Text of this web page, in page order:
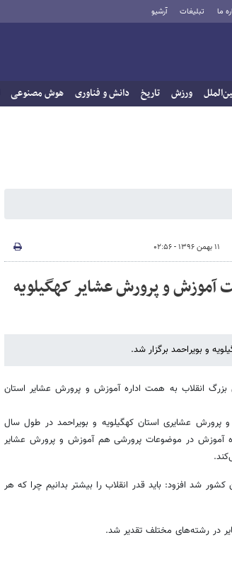
ما تبلیغات آرشیو
ورزش تاریخ دانش و فناوری هوش مصنوعی
۱۱ بهمن ۱۳۹۶ - ۰۲:۵۶
آموزش و پرورش عشایر کهگیلویه
و بویراحمد برگزار شد.
بزرگ انقلاب به همت اداره آموزش و پرورش عشایر استان
پرورش عشایری استان کهگیلویه و بویراحمد در طول سال
آموزش در موضوعات پرورشی هم آموزش و پرورش عشایر
شد افزود: باید قدر انقلاب را بیشتر بدانیم چرا که هر
در رشته‌های مختلف تقدیر شد.